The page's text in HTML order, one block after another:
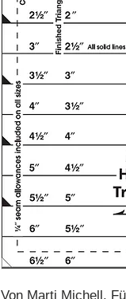
Von Marti Michell.